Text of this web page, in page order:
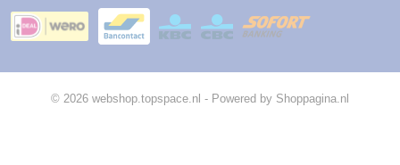
© 2026 webshop.topspace.nl - Powered by Shoppagina.nl